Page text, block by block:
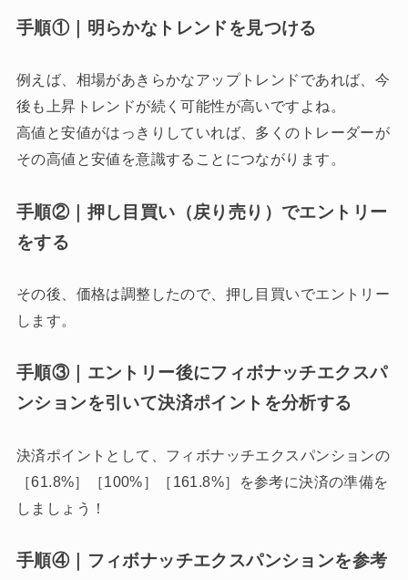
手順①｜明らかなトレンドを見つける
例えば、相場があきらかなアップトレンドであれば、今
後も上昇トレンドが続く可能性が高いですよね。
高値と安値がはっきりしていれば、多くのトレーダーが
その高値と安値を意識することにつながります。
手順②｜押し目買い（戻り売り）でエントリー
をする
その後、価格は調整したので、押し目買いでエントリー
します。
手順③｜エントリー後にフィボナッチエクスパ
ンションを引いて決済ポイントを分析する
決済ポイントとして、フィボナッチエクスパンションの
［61.8%］［100%］［161.8%］を参考に決済の準備を
しましょう！
手順④｜フィボナッチエクスパンションを参考